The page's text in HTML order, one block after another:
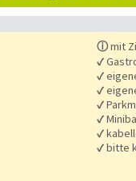
ⓘmit
✓
✓
✓
✓
✓
✓
✓bitte